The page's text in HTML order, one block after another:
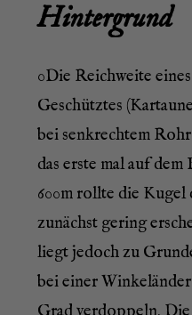
Hin­ter­grund
0Die Reich­wei­te
Geschütz­tes
bei senk­rech­tem
das ers­te mal auf
600m roll­te die Kugel
zunächst gering
liegt jedoch zu
bei einer